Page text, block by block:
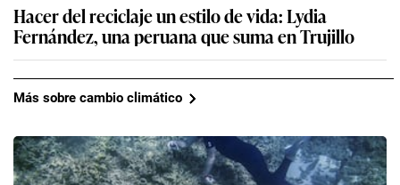
Hacer del reciclaje un estilo de vida: Lydia
Fernández, una peruana que suma en Trujillo
Más sobre cambio climático